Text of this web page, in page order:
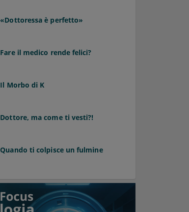
«Dottoressa è perfetto»
Fare il medico rende felici?
Il Morbo di K
Dottore, ma come ti vesti?!
Quando ti colpisce un fulmine